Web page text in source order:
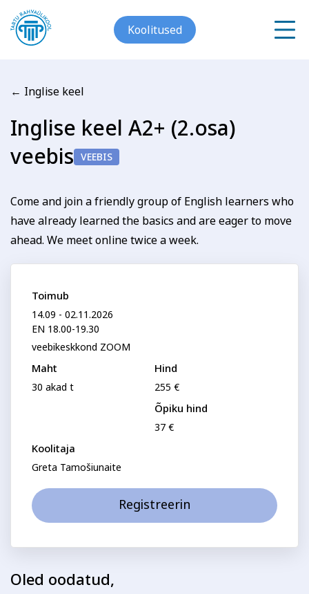
Koolitused
Kunst
Tekstiil ja käsitöö
Meist
Kontakt
Blogi
Projektid
Grupitellimused
ENG
Facebook
← Inglise keel
Inglise keel A2+ (2.osa)
veebis VEEBIS
Come and join a friendly group of English learners who
have already learned the basics and are eager to move
ahead. We meet online twice a week.
Toimub
14.09 - 02.11.2026
EN 18.00-19.30
veebikeskkond ZOOM
Maht
30 akad t
Hind
255 €
Õpiku hind
37 €
Koolitaja
Greta Tamošiunaite
Registreerin
Oled oodatud,
Registreerin koolitusele
Inglise keel A2+ (2.osa)
veebis
Eesnimi
Perenimi
Telefon
Isikukood
Sisesta osaleja isikukood, et vältida segadust